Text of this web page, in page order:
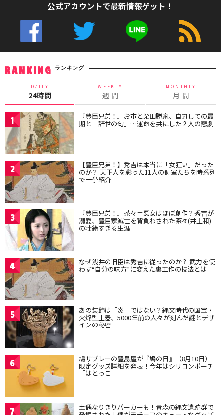
公式アカウントで最新情報ゲット！
RANKING ランキング
DAILY
24時間
WEEKLY
週 間
MONTHLY
月 間
1 『豊臣兄弟！』お市と柴田勝家、自刃しての最
期と「辞世の句」…運命を共にした２人の悲劇
2 【豊臣兄弟！】秀吉は本当に「女狂い」だった
のか？ 天下人を彩った11人の側室たちを時系列
で一挙紹介
3 『豊臣兄弟！』茶々＝悪女はほぼ創作？秀吉が
溺愛、豊臣家滅亡を背負わされた茶々(井上和)
の壮絶すぎる生涯
4 なぜ浅井の旧臣は秀吉に従ったのか？ 武力を使
わず“自分の味方”に変えた裏工作の技法とは
5 あの装飾は「炎」ではない？縄文時代の国宝・
火焔型土器、5000年前の人々が刻んだ謎とデザ
インの秘密
6 鳩サブレーの豊島屋が『鳩の日』（8月10日）
限定グッズ詳細を発表！今年はシリコンポーチ
「はとっこ」
7 土偶なりきりパーカーも！青森の縄文遺跡群で